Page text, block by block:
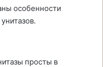
особенности
просты в